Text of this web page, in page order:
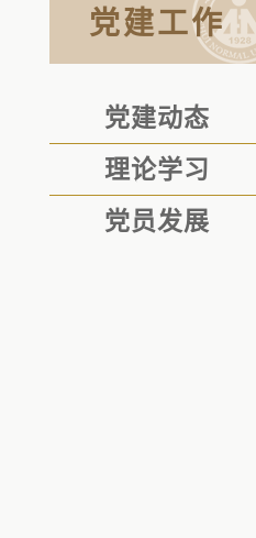
党建工作
党建动态
理论学习
党员发展